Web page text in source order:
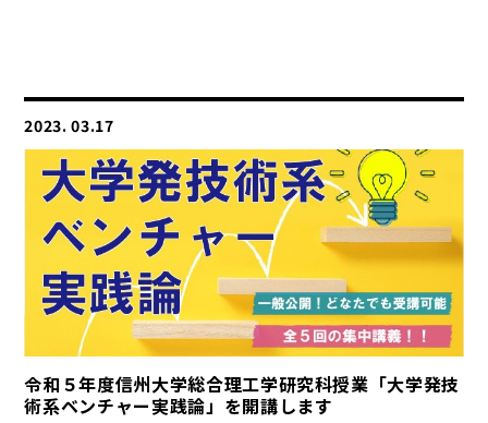
2023. 03.17
令和５年度信州大学総合理工学研究科授業「大学発技
術系ベンチャー実践論」を開講します